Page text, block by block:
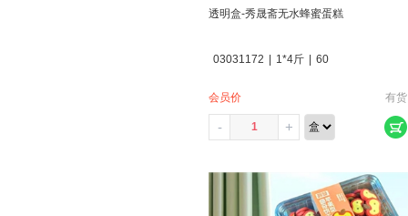
透明盒-秀晟斋无水蜂蜜蛋糕
03031172 | 1*4斤 | 60
会员价 有货
- +